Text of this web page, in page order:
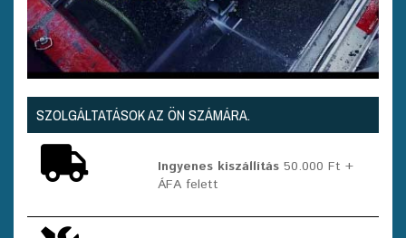
SZOLGÁLTATÁSOK AZ ÖN SZÁMÁRA.
Ingyenes kiszállítás 50.000 Ft +
ÁFA felett